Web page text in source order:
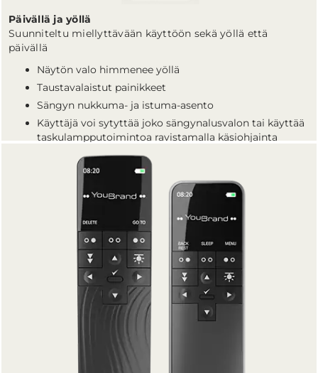
Päivällä ja yöllä
Suunniteltu miellyttävään käyttöön sekä yöllä että
päivällä
Näytön valo himmenee yöllä
Taustavalaistut painikkeet
Sängyn nukkuma- ja istuma-asento
Käyttäjä voi sytyttää joko sängynalusvalon tai käyttää
taskulampputoimintoa ravistamalla käsiohjainta